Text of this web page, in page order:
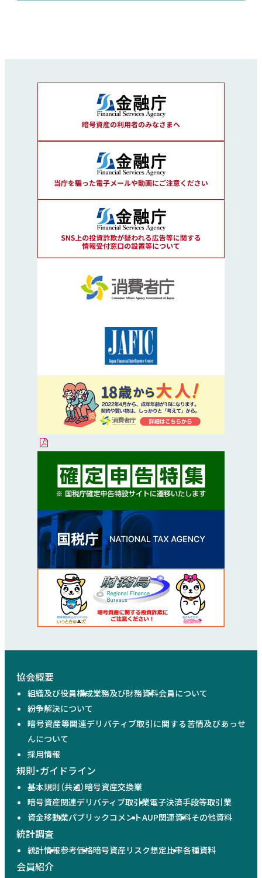
協会概要
組織及び役員構成業務及び財務資料会員について
紛争解決について
暗号資産等関連デリバティブ取引に関する苦情及びあっせ
んについて
採用情報
規則・ガイドライン
基本規則（共通）暗号資産交換業
暗号資産関連デリバティブ取引業電子決済手段等取引業
資金移動業パブリックコメントAUP関連資料その他資料
統計調査
統計情報参考価格暗号資産リスク想定比率各種資料
会員紹介